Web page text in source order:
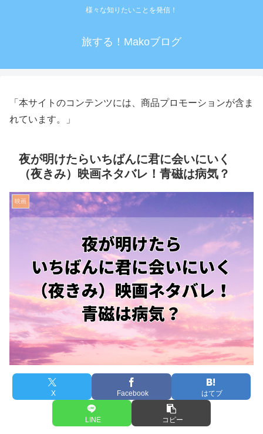
様々な知りたいことを発信！
旅する！Makoブログ
「本サイトのコンテンツには、商品プロモーションが含ま
れています。」
夜が明けたらいちばんに君に会いにいく
（夜きみ）映画ネタバレ！青磁は病気？
映画
X Facebook はてブ
LINE コピー